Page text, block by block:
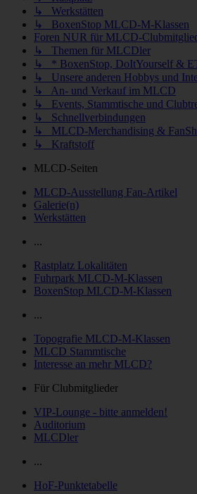
↳ Werkstätten
↳ BoxenStop MLCD-M-Klassen
Foren NUR für MLCD-
↳ Themen für MLCDler
↳ * BoxenStop, DoItYourself &
↳ Unsere anderen Hobbys und
↳ An- und Verkauf im MLCD
↳ Events, Stammtische und
↳ Schnellverbindungen
↳ MLCD-Merchandising &
↳ Kraftstoff
MLCD-Seiten
MLCD-Ausstellung Fan-Artikel
Galerie(n)
Werkstätten
...
Rastplatz Lokalitäten
Fuhrpark MLCD-M-Klassen
BoxenStop MLCD-M-Klassen
...
Topografie MLCD-M-Klassen
MLCD Stammtische
Interesse an mehr MLCD?
Für Clubmitglieder
VIP-Lounge - bitte anmelden!
Auditorium
MLCDler
...
HoF-Punktetabelle